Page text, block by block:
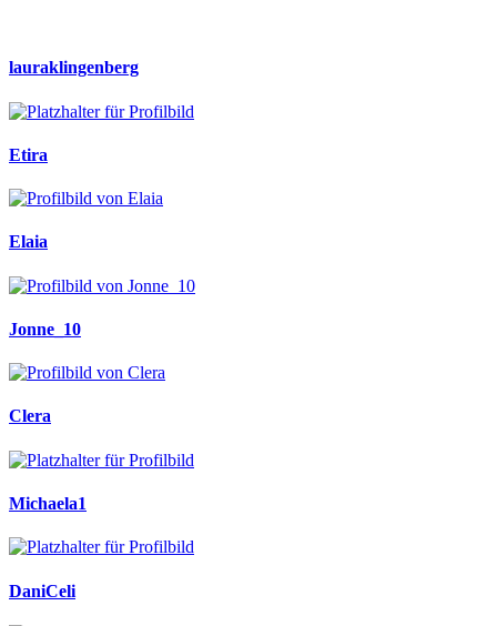
lauraklingenberg
Etira
Elaia
Jonne_10
Clera
Michaela1
DaniCeli